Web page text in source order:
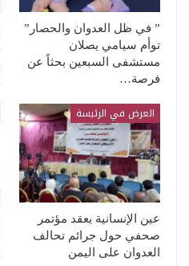
” في ظل العدوان والحصار”
توأم سيامي يصلان
مستشفى السبعين بحثاً عن
فرصة…
العرض في الرئيسة
عين الإنسانية يعقد مؤتمر
صحفي حول جرائم تحالف
العدوان على اليمن